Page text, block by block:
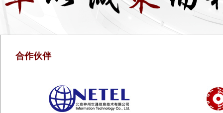
合作伙伴